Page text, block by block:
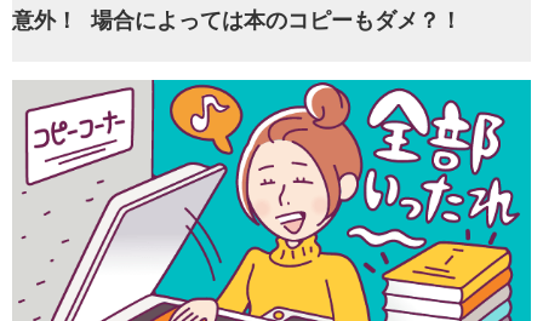
意外！ 場合によっては本のコピーもダメ？！